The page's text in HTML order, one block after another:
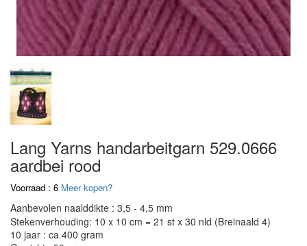
Lang Yarns handarbeitgarn 529.0666
aardbei rood
Voorraad : 6 Meer kopen?
Aanbevolen naalddikte : 3,5 - 4,5 mm
Stekenverhouding: 10 x 10 cm = 21 st x 30 nld (Breinaald 4)
10 jaar : ca 400 gram